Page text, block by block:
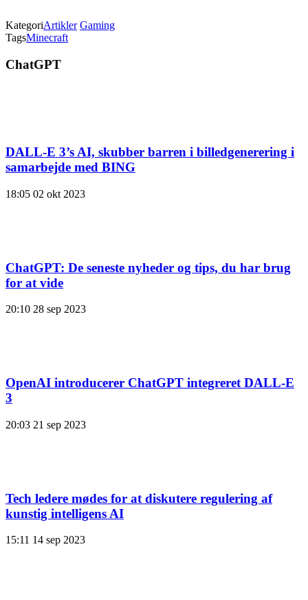
KategoriArtikler Gaming
TagsMinecraft
ChatGPT
DALL-E 3’s AI, skubber barren i billedgenerering i
samarbejde med BING
18:05 02 okt 2023
ChatGPT: De seneste nyheder og tips, du har brug
for at vide
20:10 28 sep 2023
OpenAI introducerer ChatGPT integreret DALL-E
3
20:03 21 sep 2023
Tech ledere mødes for at diskutere regulering af
kunstig intelligens AI
15:11 14 sep 2023